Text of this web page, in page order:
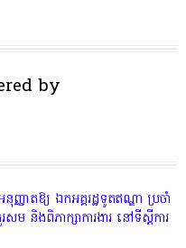
by
ញាតឱ្យ ឯកអគ្គរដ្ឋទូតឥណ្ឌា ប្រចាំ
សម និងពិភាក្សាការងារ នៅទីស្តីការ